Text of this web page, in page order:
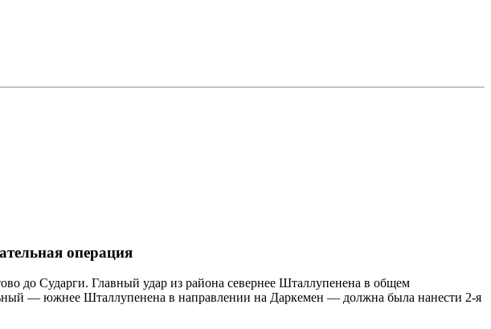
операция
до Сударги. Главный удар из района севернее Шталлупенена в общем
— южнее Шталлупенена в направлении на Даркемен — должна была нанести 2-я